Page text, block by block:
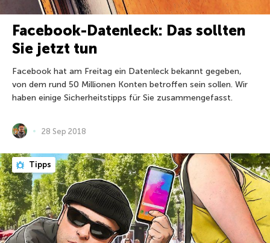
Facebook-Datenleck: Das sollten
Sie jetzt tun
Facebook hat am Freitag ein Datenleck bekannt gegeben,
von dem rund 50 Millionen Konten betroffen sein sollen. Wir
haben einige Sicherheitstipps für Sie zusammengefasst.
28 Sep 2018
Tipps